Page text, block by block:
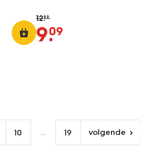
12.99
9.
09
10 ... 19
volgende
pagina
volgende